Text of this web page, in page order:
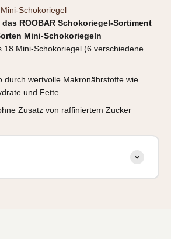
Schokoriegel
ROOBAR Schokoriegel-Sortiment
Mini-Schokoriegeln
18 Mini-Schokoriegel (6 verschiedene
durch wertvolle Makronährstoffe wie
und Fette
Zusatz von raffiniertem Zucker